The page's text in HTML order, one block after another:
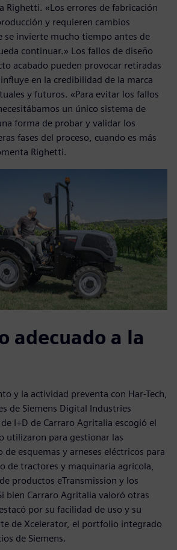
Righetti. «Los errores de fabricación
y requieren cambios
se invierte mucho tiempo antes de
continuar.» Los fallos de diseño
acabado pueden provocar retiradas
en la credibilidad de la marca
y futuros. «Para evitar los fallos
un único sistema de
forma de probar y validar los
fases del proceso, cuando es más
Righetti.
adecuado a la
y la actividad preventa con Har-Tech,
de Siemens Digital Industries
I+D de Carraro Agritalia escogió el
utilizaron para gestionar las
de esquemas y arneses eléctricos para
de tractores y maquinaria agrícola,
productos eTransmission y los
bien Carraro Agritalia valoró otras
por su facilidad de uso y su
de Xcelerator, el portfolio integrado
de Siemens.